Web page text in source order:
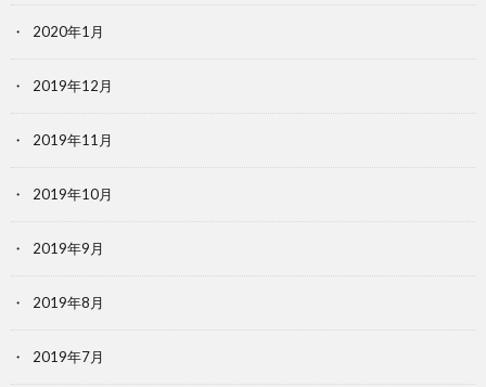
2020年1月
2019年12月
2019年11月
2019年10月
2019年9月
2019年8月
2019年7月